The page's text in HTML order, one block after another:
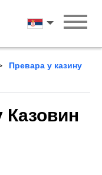
Српски
Превара у казину
Казовин